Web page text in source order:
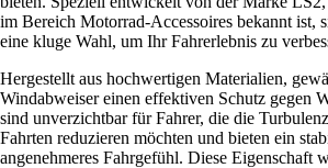
im Bereich Motorrad-Accessoires bekannt ist,
eine kluge Wahl, um Ihr Fahrerlebnis zu
Hergestellt aus hochwertigen Materialien,
Windabweiser einen effektiven Schutz gegen
sind unverzichtbar für Fahrer, die die
Fahrten reduzieren möchten und bieten ein
angenehmeres Fahrgefühl. Diese Eigenschaft